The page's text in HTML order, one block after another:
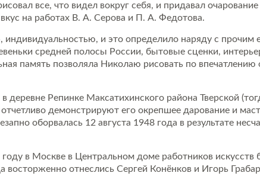
все, что видел вокруг себя, и придавал
на работах В. А. Серова и П. А. Федотова.
и это определило наряду с прочим
средней полосы России, бытовые сценки,
память позволяла Николаю рисовать по
Репинке Максатихинского района Тверской
демонстрируют его окрепшее дарование и
оборвалась 12 августа 1948 года в результате
в Москве в Центральном доме работников искусств
восторженно отнеслись Сергей Конёнков и Игорь